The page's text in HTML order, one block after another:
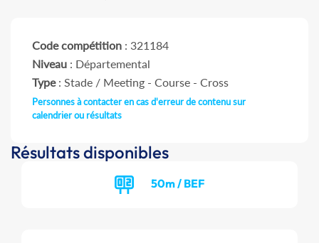
Code compétition : 321184
Niveau : Départemental
Type: Stade / Meeting - Course - Cross
Personnes à contacter en cas d'erreur de contenu sur
calendrier ou résultats
Résultats disponibles
50m / BEF